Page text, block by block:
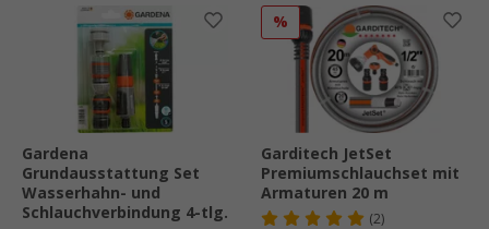
Gardena
Grundausstattung Set
Wasserhahn- und
Schlauchverbindung 4-tlg.
%
Garditech JetSet
Premiumschlauchset mit
Armaturen 20 m
(2)